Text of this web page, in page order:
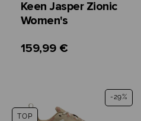
Keen Jasper Zionic
Women's
159,99 €
-29%
TOP